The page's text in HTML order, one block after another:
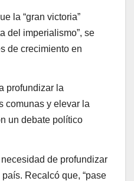
la “gran victoria”
del imperialismo”, se
de crecimiento en
profundizar la
comunas y elevar la
un debate político
de profundizar
Recalcó que, “pase